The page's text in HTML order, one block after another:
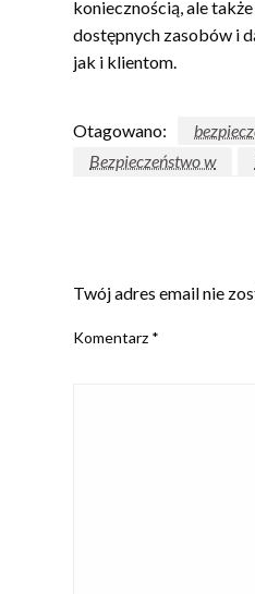
koniecznością, ale
dostępnych zasobów i
jak i klientom.
Otagowano:
Bezpieczeństwo w
Twój adres email nie
Komentarz *